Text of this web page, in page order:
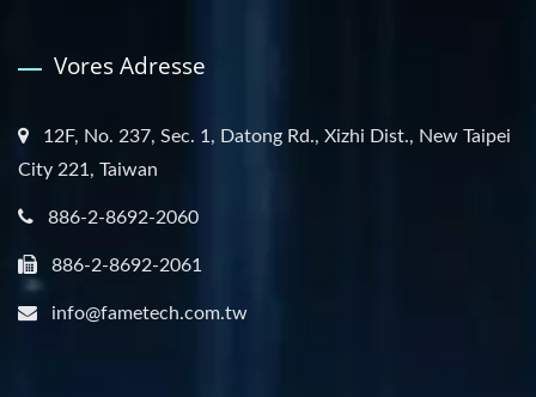
Vores Adresse
12F, No. 237, Sec. 1, Datong Rd., Xizhi Dist., New Taipei
City 221, Taiwan
886-2-8692-2060
886-2-8692-2061
info@fametech.com.tw